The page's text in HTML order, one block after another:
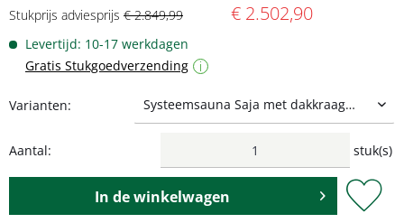
Stukprijs adviesprijs € 2.849,99 € 2.502,90
Levertijd: 10-17 werkdagen
Gratis Stukgoedverzending
i
Varianten:
Aantal: stuk(s)
In dewinkelwagen